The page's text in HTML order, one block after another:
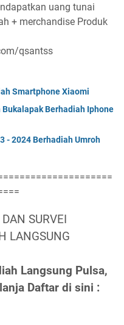
uang tunai
+ merchandise Produk
qsantss
Smartphone Xiaomi
Berhadiah Iphone
- 2024 Berhadiah Umroh
SURVEI
LANGSUNG
Langsung Pulsa,
Daftar di sini :